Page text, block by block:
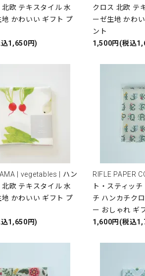
北欧 テキスタイル 水
かわいい ギフト プ
1,650円)
クロス 北欧 テ
ーゼ生地 かわ
ント
1,500円(税込
| vegetables | ハン
北欧 テキスタイル 水
かわいい ギフト プ
1,650円)
RIFLE PAPER
ト・スティッ
チ ハンカチク
ー おしゃれ ギ
1,600円(税込